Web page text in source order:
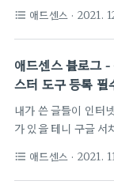
쌓을때까지 ㅋ 언젠
지 확인해 주십사 하
없으면 광고가 나타
주동안 우편이 오지
adsense 에 주소를
센스 페이지에는 어
보자. 페이지에 들어
라는 카드가 떠 있고
인 확인이라는 페이
format_list_bulleted 애드센스 · 2021.
애드센스 블로그
스터 도구 등록 필
내가 쓴 글들이 인터
가 있을 테니 구글
https://
마찬가지로, 한국 사
format_list_bulleted 애드센스 · 2021.